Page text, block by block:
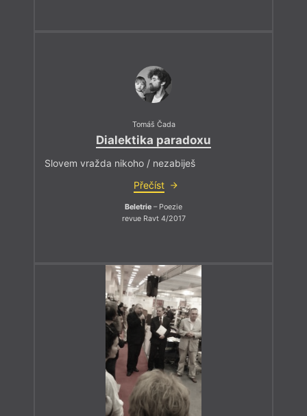
Tomáš Čada
Dialektika paradoxu
Slovem vražda nikoho / nezabiješ
Přečíst
Beletrie – Poezie
revue Ravt 4/2017